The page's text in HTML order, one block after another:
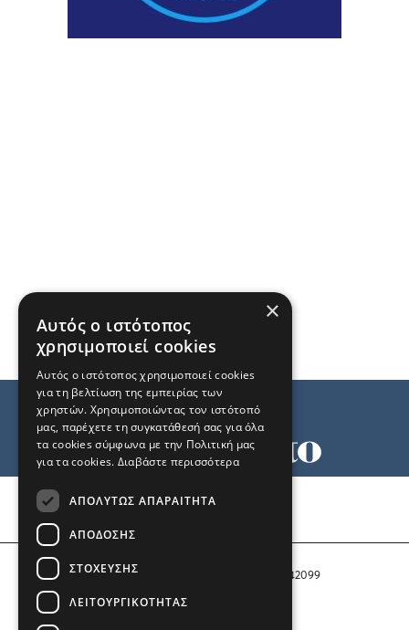
Αριθμός Πιστοποίησης Μ.Η.Τ. 242099
×
Αυτός ο ιστότοπος
χρησιμοποιεί cookies
Αυτός ο ιστότοπος χρησιμοποιεί cookies
για τη βελτίωση της εμπειρίας των
χρηστών. Χρησιμοποιώντας τον ιστότοπό
μας, παρέχετε τη συγκατάθεσή σας για όλα
τα cookies σύμφωνα με την Πολιτική μας
για τα cookies. Διαβάστε περισσότερα
ΑΠΟΛΎΤΩΣ ΑΠΑΡΑΊΤΗΤΑ
ΑΠΌΔΟΣΗΣ
ΣΤΌΧΕΥΣΗΣ
ΛΕΙΤΟΥΡΓΙΚΌΤΗΤΑΣ